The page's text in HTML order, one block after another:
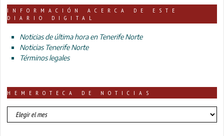
INFORMACIÓN ACERCA DE ESTE
DIARIO DIGITAL
Noticias de última hora en Tenerife Norte
Noticias Tenerife Norte
Términos legales
HEMEROTECA DE NOTICIAS
HEMEROTECA
DE